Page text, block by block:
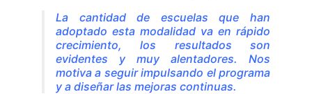
La cantidad de escuelas que han
adoptado esta modalidad va en rápido
crecimiento, los resultados son
evidentes y muy alentadores. Nos
motiva a seguir impulsando el programa
y a diseñar las mejoras continuas.